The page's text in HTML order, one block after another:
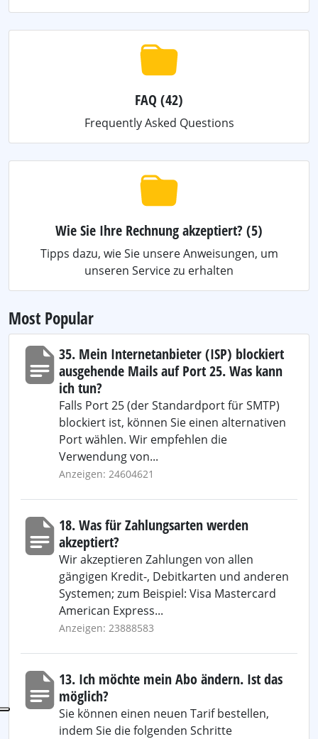
FAQ (42)
Frequently Asked Questions
Wie Sie Ihre Rechnung akzeptiert? (5)
Tipps dazu, wie Sie unsere Anweisungen, um
unseren Service zu erhalten
Most Popular
35. Mein Internetanbieter (ISP) blockiert
ausgehende Mails auf Port 25. Was kann
ich tun?
Falls Port 25 (der Standardport für SMTP)
blockiert ist, können Sie einen alternativen
Port wählen. Wir empfehlen die
Verwendung von...
Anzeigen: 24604621
18. Was für Zahlungsarten werden
akzeptiert?
Wir akzeptieren Zahlungen von allen
gängigen Kredit-, Debitkarten und anderen
Systemen; zum Beispiel: Visa Mastercard
American Express...
Anzeigen: 23888583
13. Ich möchte mein Abo ändern. Ist das
möglich?
Sie können einen neuen Tarif bestellen,
indem Sie die folgenden Schritte